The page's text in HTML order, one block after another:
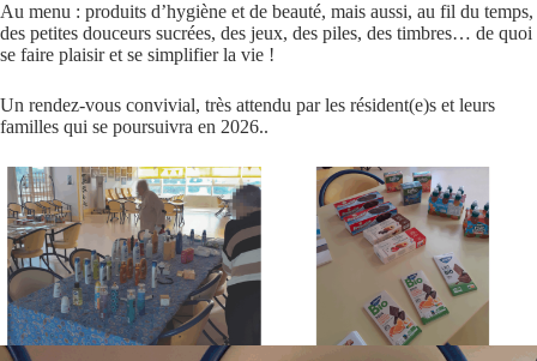
Au menu : produits d’hygiène et de beauté, mais aussi, au fil du temps,
des petites douceurs sucrées, des jeux, des piles, des timbres… de quoi
se faire plaisir et se simplifier la vie !
Un rendez-vous convivial, très attendu par les résident(e)s et leurs
familles qui se poursuivra en 2026..